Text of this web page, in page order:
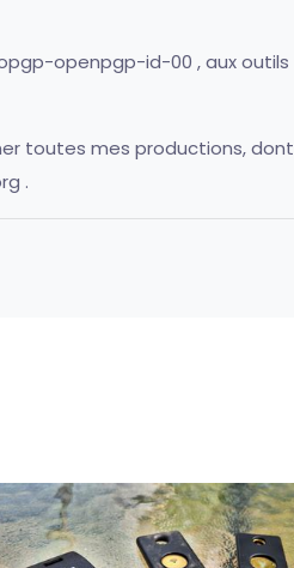
openpgp-id-00 , aux outils
toutes mes productions, dont
.